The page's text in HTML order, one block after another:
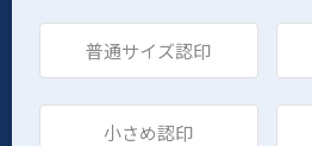
普通サイズ認印
小さめ認印